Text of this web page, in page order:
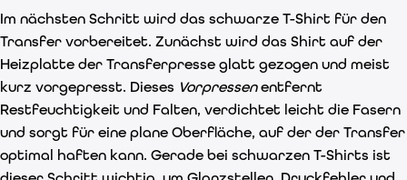
Im nächsten Schritt wird das schwarze T-Shirt für den
Transfer vorbereitet. Zunächst wird das Shirt auf der
Heizplatte der Transferpresse glatt gezogen und meist
kurz vorgepresst. Dieses Vorpressenentfernt
Restfeuchtigkeit und Falten, verdichtet leicht die Fasern
und sorgt für eine plane Oberfläche, auf der der Transfer
optimal haften kann. Gerade bei schwarzen T-Shirts ist